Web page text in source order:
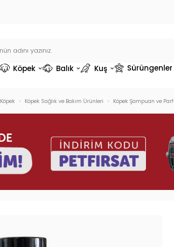
Köpek Balık Kuş Sürüngenler
Köpek Köpek Sağlık ve Bakım Ürünleri Köpek Şampuan ve